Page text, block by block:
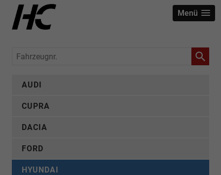
Menü
Fahrzeugnr.
AUDI
CUPRA
DACIA
FORD
HYUNDAI